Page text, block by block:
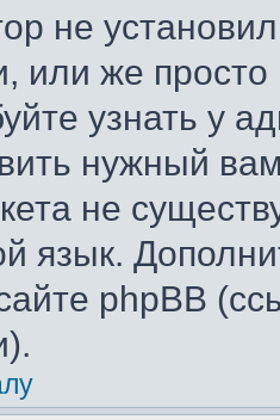
не
или же
узнать у
нужный
не
язык.
phpBB